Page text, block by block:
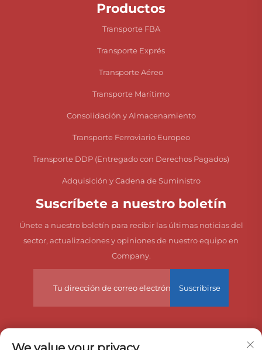
Productos
Transporte FBA
Transporte Exprés
Transporte Aéreo
Transporte Marítimo
Consolidación y Almacenamiento
Transporte Ferroviario Europeo
Transporte DDP (Entregado con Derechos Pagados)
Adquisición y Cadena de Suministro
Suscríbete a nuestro boletín
Únete a nuestro boletín para recibir las últimas noticias del
sector, actualizaciones y opiniones de nuestro equipo en
Company.
Suscribirse
Derechos de autor © 2025 China Dongguan Zeyuan